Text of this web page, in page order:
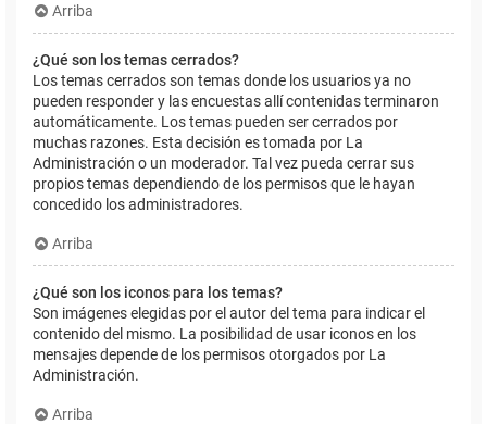
Arriba
¿Qué son los temas cerrados?
Los temas cerrados son temas donde los usuarios ya no
pueden responder y las encuestas allí contenidas terminaron
automáticamente. Los temas pueden ser cerrados por
muchas razones. Esta decisión es tomada por La
Administración o un moderador. Tal vez pueda cerrar sus
propios temas dependiendo de los permisos que le hayan
concedido los administradores.
Arriba
¿Qué son los iconos para los temas?
Son imágenes elegidas por el autor del tema para indicar el
contenido del mismo. La posibilidad de usar iconos en los
mensajes depende de los permisos otorgados por La
Administración.
Arriba